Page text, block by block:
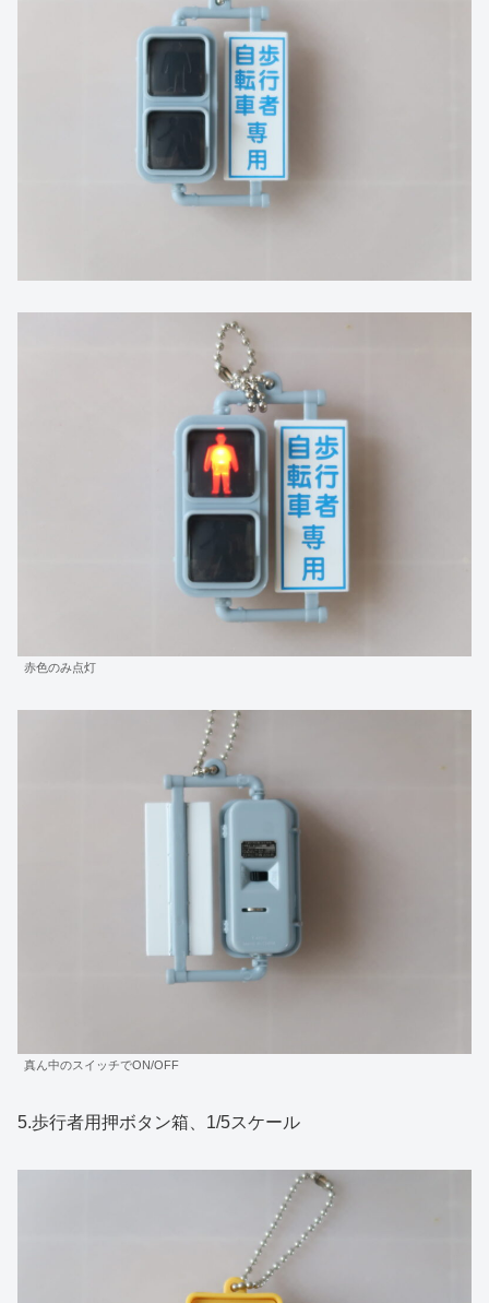
赤色のみ点灯
真ん中のスイッチでON/OFF
5.歩行者用押ボタン箱、1/5スケール